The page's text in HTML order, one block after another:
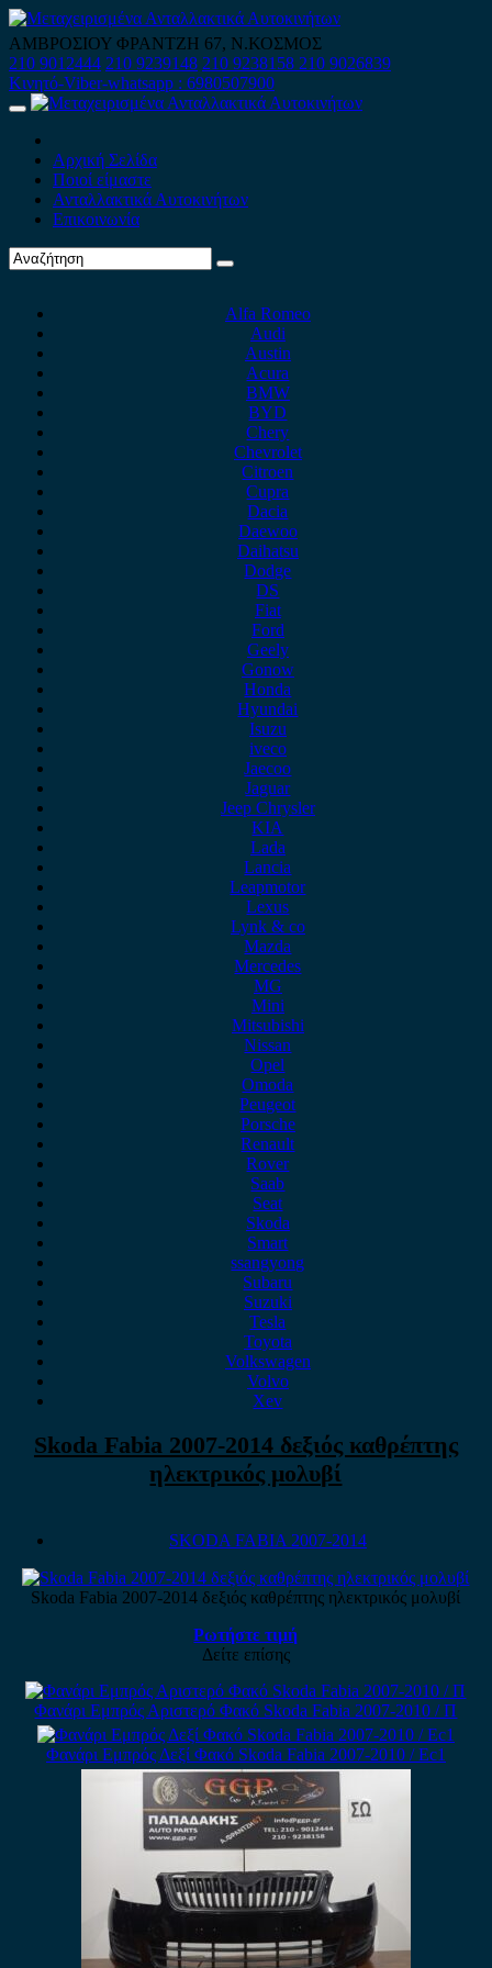
Skip
to
content
ΑΜΒΡΟΣΙΟΥ ΦΡΑΝΤΖΗ 67, Ν.ΚΟΣΜΟΣ
210 9012444 210 9239148 210 9238158 210 9026839
Κινητό-Viber-whatsapp : 6980507900
Primary
Αρχική Σελίδα
Ποιοί είμαστε
Ανταλλακτικά Αυτοκινήτων
Επικοινωνία
Alfa Romeo
Audi
Austin
Acura
BMW
BYD
Chery
Chevrolet
Citroen
Cupra
Dacia
Daewoo
Daihatsu
Dodge
DS
Fiat
Ford
Geely
Gonow
Honda
Hyundai
Isuzu
iveco
Jaecoo
Jaguar
Jeep Chrysler
KIA
Lada
Lancia
Leapmotor
Lexus
Lynk & co
Mazda
Mercedes
MG
Mini
Mitsubishi
Nissan
Opel
Omoda
Peugeot
Porsche
Renault
Rover
Saab
Seat
Skoda
Smart
ssangyong
Subaru
Suzuki
Tesla
Toyota
Volkswagen
Volvo
Xev
Skoda Fabia 2007-2014 δεξιός καθρέπτης
ηλεκτρικός μολυβί
SKODA FABIA 2007-2014
Skoda Fabia 2007-2014 δεξιός καθρέπτης ηλεκτρικός μολυβί
Ρωτήστε τιμή
Δείτε επίσης
Φανάρι Εμπρός Αριστερό Φακό Skoda Fabia 2007-2010 / Π
Φανάρι Εμπρός Δεξί Φακό Skoda Fabia 2007-2010 / Εc1